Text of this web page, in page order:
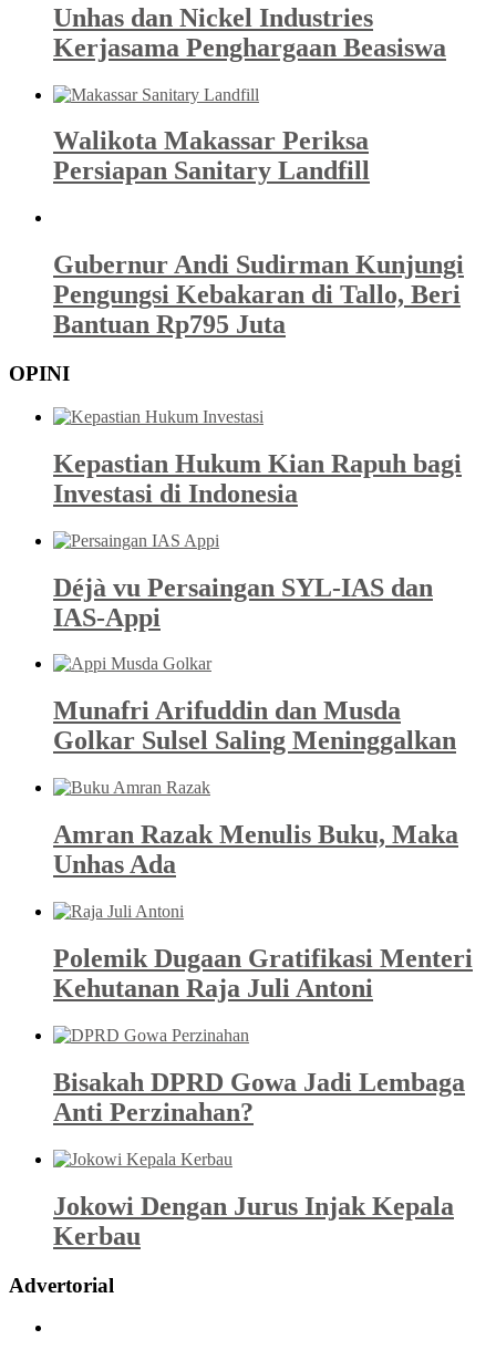
Unhas dan Nickel Industries
Kerjasama Penghargaan Beasiswa
Walikota Makassar Periksa
Persiapan Sanitary Landfill
Gubernur Andi Sudirman Kunjungi
Pengungsi Kebakaran di Tallo, Beri
Bantuan Rp795 Juta
OPINI
Kepastian Hukum Kian Rapuh bagi
Investasi di Indonesia
Déjà vu Persaingan SYL-IAS dan
IAS-Appi
Munafri Arifuddin dan Musda
Golkar Sulsel Saling Meninggalkan
Amran Razak Menulis Buku, Maka
Unhas Ada
Polemik Dugaan Gratifikasi Menteri
Kehutanan Raja Juli Antoni
Bisakah DPRD Gowa Jadi Lembaga
Anti Perzinahan?
Jokowi Dengan Jurus Injak Kepala
Kerbau
Advertorial